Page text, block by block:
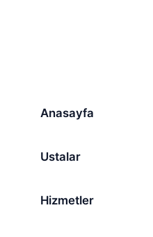
Anasayfa
Ustalar
Hizmetler
Ustası
yok
Değişimi